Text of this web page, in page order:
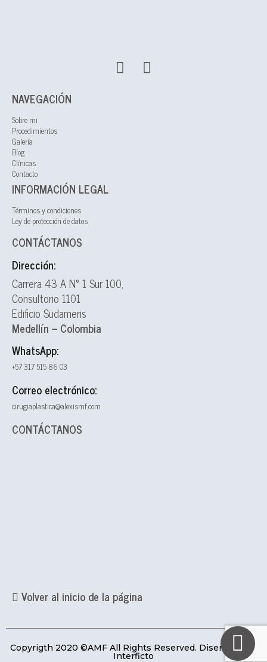
NAVEGACIÓN
Sobre mi
Procedimientos
Galería
Blog
Clínicas
Contacto
INFORMACIÓN LEGAL
Términos y condiciones
Ley de protección de datos
CONTÁCTANOS
Dirección:
Carrera 43 A N° 1 Sur 100,
Consultorio 1101
Edificio Sudameris
Medellín – Colombia
WhatsApp:
+57 317 515 86 03
Correo electrónico:
cirugiaplastica@alexismf.com
CONTÁCTANOS
Volver al inicio de la página
Copyrigth 2020 ©AMF All Rights Reserved. Diseñada por
Interficto